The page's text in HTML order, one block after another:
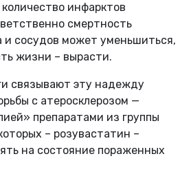
инфарктов
смертность
и сосудов может уменьшиться,
жизни – вырасти.
связывают эту надежду
с атеросклерозом —
препаратами из группы
– розувастатин –
на состояние пораженных